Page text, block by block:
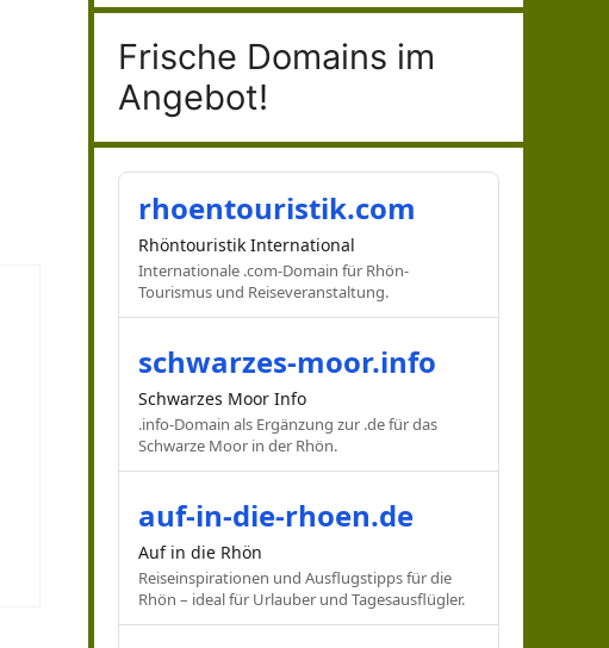
Frische Domains im
Angebot!
rhoentouristik.com
Rhöntouristik International
Internationale .com-Domain für Rhön-
Tourismus und Reiseveranstaltung.
schwarzes-moor.info
Schwarzes Moor Info
.info-Domain als Ergänzung zur .de für das
Schwarze Moor in der Rhön.
auf-in-die-rhoen.de
Auf in die Rhön
Reiseinspirationen und Ausflugstipps für die
Rhön – ideal für Urlauber und Tagesausflügler.